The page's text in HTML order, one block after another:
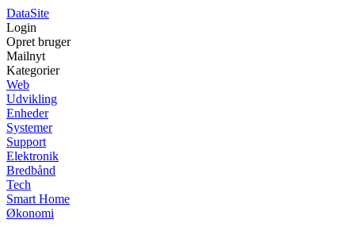
DataSite
Login
Opret bruger
Mailnyt
Kategorier
Web
Udvikling
Enheder
Systemer
Support
Elektronik
Bredbånd
Tech
Smart Home
Økonomi